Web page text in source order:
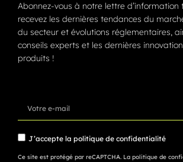
Abonnez-vous à notre lettre d’information
recevez les dernières tendances du
du secteur et évolutions réglementaires,
conseils experts et les dernières
produits !
J’accepte la politique de confidentialité
Ce site est protégé par reCAPTCHA. La politique de